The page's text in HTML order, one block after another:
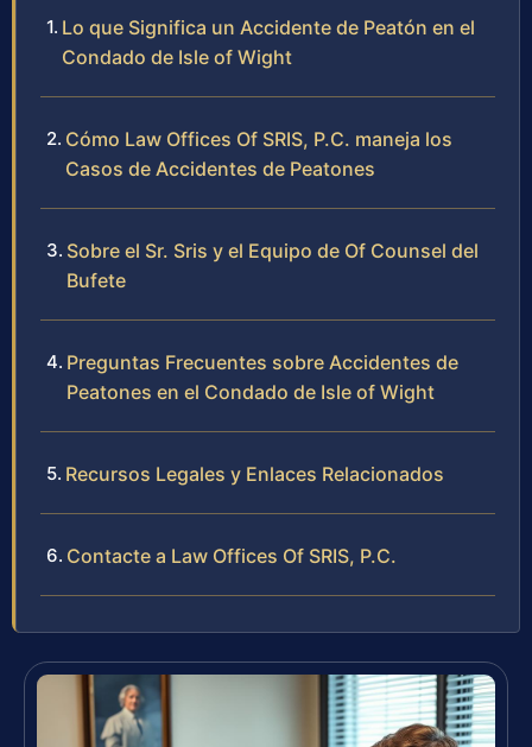
Lo que Significa un Accidente de Peatón en el
Condado de Isle of Wight
Cómo Law Offices Of SRIS, P.C. maneja los
Casos de Accidentes de Peatones
Sobre el Sr. Sris y el Equipo de Of Counsel del
Bufete
Preguntas Frecuentes sobre Accidentes de
Peatones en el Condado de Isle of Wight
Recursos Legales y Enlaces Relacionados
Contacte a Law Offices Of SRIS, P.C.